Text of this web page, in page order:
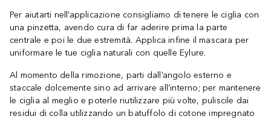
Per aiutarti nell’applicazione consigliamo di tenere le ciglia con
una pinzetta, avendo cura di far aderire prima la parte
centrale e poi le due estremità. Applica infine il mascara per
uniformare le tue ciglia naturali con quelle Eylure.
Al momento della rimozione, parti dall’angolo esterno e
staccale dolcemente sino ad arrivare all’interno; per mantenere
le ciglia al meglio e poterle riutilizzare più volte, puliscile dai
residui di colla utilizzando un batuffolo di cotone impregnato